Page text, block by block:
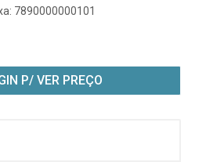
7890000000101
P/ VER PREÇO